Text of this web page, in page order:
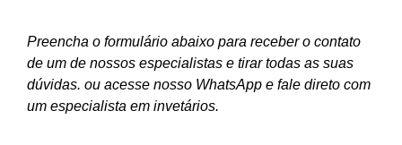
Preencha o formulário abaixo para receber o contato
de um de nossos especialistas e tirar todas as suas
dúvidas. ou acesse nosso WhatsApp e fale direto com
um especialista em invetários.